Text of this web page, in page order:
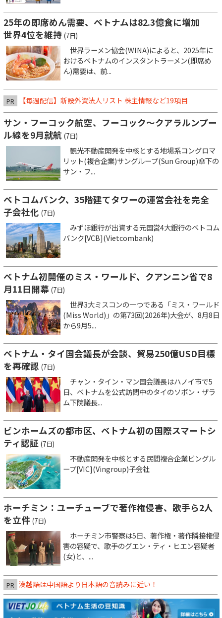
25年の即席めん需要、ベトナムは82.3億食に増加
世界4位を維持 (7日)
世界ラーメン協会(WINA)によると、2025年に
おけるベトナムのインスタントラーメン(即席め
ん)需要は、前...
PR 【毎週配信】新設外資法人リスト 株主情報など19項目
サン・フーコック航空、フーコック～クアラルンプー
ル線を9月就航 (7日)
観光不動産開発を中核とする地場系コングロマ
リット(複合企業)サングループ(Sun Group)傘下の
サン・フ...
ベトコムバンク、35階建てタワーの運営会社を完全
子会社化 (7日)
みずほ銀行が出資する元国営4大銀行のベトコム
バンク[VCB](Vietcombank)
ベトナム初開催のミス・ワールド、クアンニン省で8
月11日開幕 (7日)
世界3大ミスコンの一つである「ミス・ワールド
(Miss World)」の第73回(2026年)大会が、8月8日
から9月5...
ベトナム・タイ国会議長が会談、貿易250億USD目標
を再確認 (7日)
チャン・タイン・マン国会議長はハノイ市で5
日、ベトナムを公式訪問中のタイのソポン・ザラ
ム下院議長...
ビンホームズの都市区、ベトナム初の国際スマートシ
ティ認証 (7日)
不動産開発を中核とする民間複合企業ビングル
ープ[VIC](Vingroup)子会社
ホーチミン：ユーチューブで著作権侵害、歌手ら2人
を立件 (7日)
ホーチミン市警察は5日、著作権・著作隣接権侵
害の容疑で、歌手のグエン・ティ・ヒエン容疑者
(女)と、...
PR 漢越語は中国語より日本語の音読みに近い！